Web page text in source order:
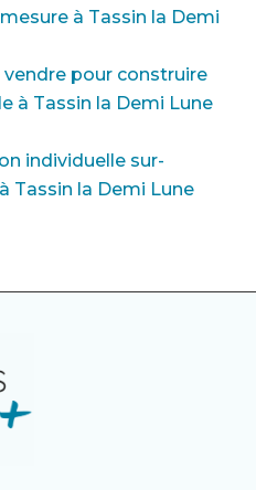
à Tassin la Demi
vendre pour construire
à Tassin la Demi Lune
individuelle sur-
Tassin la Demi Lune